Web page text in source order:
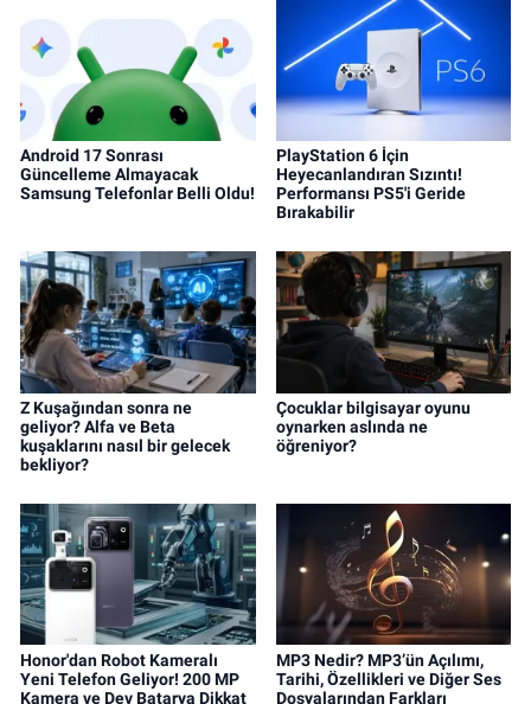
Android 17 Sonrası
Güncelleme Almayacak
Samsung Telefonlar Belli Oldu!
PlayStation 6 İçin
Heyecanlandıran Sızıntı!
Performansı PS5'i Geride
Bırakabilir
Z Kuşağından sonra ne
geliyor? Alfa ve Beta
kuşaklarını nasıl bir gelecek
bekliyor?
Çocuklar bilgisayar oyunu
oynarken aslında ne
öğreniyor?
Honor'dan Robot Kameralı
Yeni Telefon Geliyor! 200 MP
Kamera ve Dev Batarya Dikkat
MP3 Nedir? MP3’ün Açılımı,
Tarihi, Özellikleri ve Diğer Ses
Dosyalarından Farkları